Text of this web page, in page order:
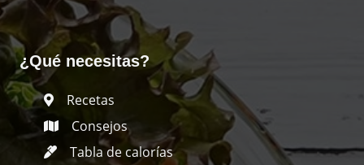
¿Qué necesitas?
Recetas
Consejos
Tabla de calorías